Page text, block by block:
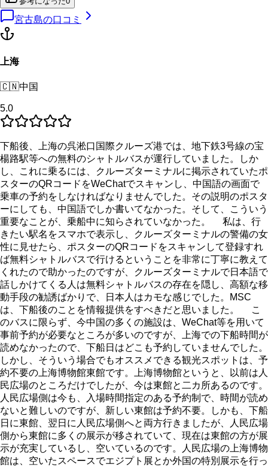
宮古島の口コミ
上海
🇨🇳中国
5.0
下船後、上海の呉淞口国際クルーズ港では、地下鉄3号線の宝
楊路駅等への無料のシャトルバスが運行していました。しか
し、これに乗るには、クルーズターミナルに掲示されていたポ
スターのQRコードをWeChatでスキャンし、中国語の画面で
乗車の予約をしなければなりませんでした。その説明のポスタ
ーにしても、中国語でしか書いてなかった。そして、こういう
重要なことが、乗船中に知らされていなかった。 私は、行
きたい駅名をスマホで表示し、クルーズターミナルの警備の女
性に見せたら、ポスターのQRコードをスキャンして登録すれ
ば無料シャトルバスで行けるということを非常に丁寧に教えて
くれたので助かったのですが、クルーズターミナルで日本語で
話しかけてくる人は無料シャトルバスの存在を隠し、高額な移
動手段の勧誘ばかりで、日本人はカモな感じでした。MSC
は、下船後のことを情報提供をすべきだと思いました。 こ
のバスに限らず、今中国の多くの施設は、WeChat等を用いて
事前予約が必要なところが多いのですが、上海での下船時間が
読めなかったので、下船日はどこも予約していませんでした。
しかし、そういう場合でもオススメできる観光スポットは、予
約不要の上海博物館東館です。上海博物館というと、以前は人
民広場のところだけでしたが、今は東館と二カ所あるのです。
人民広場側は今も、入場時間指定のある予約制で、時間が読め
ないと難しいのですが、新しい東館は予約不要。しかも、下船
日に東館、翌日に人民広場側へと両方行きましたが、人民広場
側から東館に多くの展示が移されていて、現在は東館の方が展
示が充実しているし、空いているのです。人民広場の上海博物
館は、空いたスペースでエジプト展とか外国の特別展示を行っ